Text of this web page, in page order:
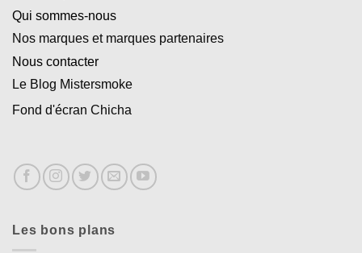
Qui sommes-nous
Nos marques et marques partenaires
Nous contacter
Le Blog Mistersmoke
Fond d'écran Chicha
Les bons plans